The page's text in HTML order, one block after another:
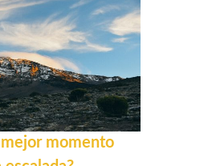
mejor momento